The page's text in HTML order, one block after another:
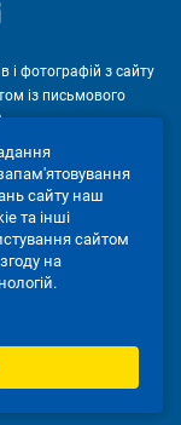
і фотографій з сайту
із письмового
.
АВ №566448
і курортів від
сайту наш
та інші
сайтом
на